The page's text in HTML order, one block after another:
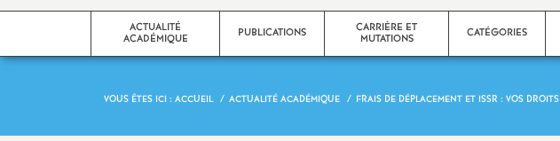
d
i
c
ACTUALITÉ
ACADÉMIQUE
PUBLICATIONS
CARRIÈRE ET
MUTATIONS
CATÉGORIES
VOUS ÊTES ICI : ACCUEIL ACTUALITÉ ACADÉMIQUE FRAIS DE DÉPLACEMENT ET ISSR : VOS DROITS